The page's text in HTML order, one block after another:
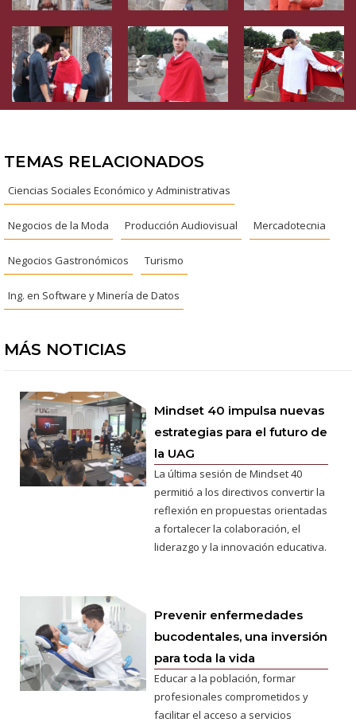
TEMAS RELACIONADOS
Ciencias Sociales Económico y Administrativas
Negocios de la Moda Producción Audiovisual Mercadotecnia
Negocios Gastronómicos Turismo
Ing. en Software y Minería de Datos
MÁS NOTICIAS
Mindset 40 impulsa nuevas
estrategias para el futuro de
la UAG
La última sesión de Mindset 40
permitió a los directivos convertir la
reflexión en propuestas orientadas
a fortalecer la colaboración, el
liderazgo y la innovación educativa.
Prevenir enfermedades
bucodentales, una inversión
para toda la vida
Educar a la población, formar
profesionales comprometidos y
facilitar el acceso a servicios